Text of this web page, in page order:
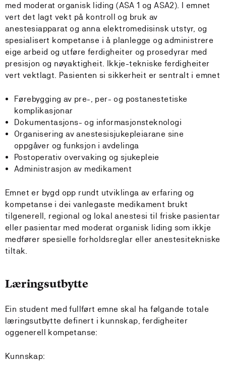
med moderat organisk liding (ASA 1 og ASA2). I emnet
vert det lagt vekt på kontroll og bruk av
anestesiapparat og anna elektromedisinsk utstyr, og
spesialisert kompetanse i å planlegge og administrere
eige arbeid og utføre ferdigheiter og prosedyrar med
presisjon og nøyaktigheit. Ikkje-tekniske ferdigheiter
vert vektlagt. Pasienten si sikkerheit er sentralt i emnet
Førebygging av pre-, per- og postanestetiske
komplikasjonar
Dokumentasjons- og informasjonsteknologi
Organisering av anestesisjukepleiarane sine
oppgåver og funksjon i avdelinga
Postoperativ overvaking og sjukepleie
Administrasjon av medikament
Emnet er bygd opp rundt utviklinga av erfaring og
kompetanse i dei vanlegaste medikament brukt
tilgenerell, regional og lokal anestesi til friske pasientar
eller pasientar med moderat organisk liding som ikkje
medfører spesielle forholdsreglar eller anestesitekniske
tiltak.
Læringsutbytte
Ein student med fullført emne skal ha følgande totale
læringsutbytte definert i kunnskap, ferdigheiter
oggenerell kompetanse:
Kunnskap: